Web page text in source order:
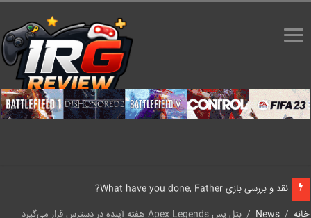
نقد و بررسی بازی What have you done, Father?
خانه /
News
/ بتل پس Apex Legends هفته آینده در دسترس قرار می‌گیرد